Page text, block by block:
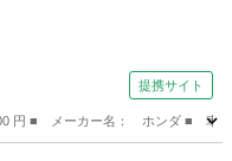
提携サイト
■ メーカー名： ホンダ ■ 車種